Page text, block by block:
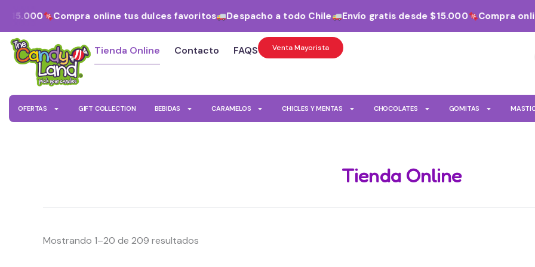
contenido
Compra online tus dulces favoritos Despacho a todo Chile Envío gratis desde $15.000 Compra
Tienda Online Contacto FAQS Venta Mayorista
OFERTAS GIFT COLLECTION BEBIDAS CARAMELOS CHICLES Y MENTAS CHOCOLATES GOMITAS
Tienda Online
Mostrando 1–20 de 209 resultados
por
los
últimos